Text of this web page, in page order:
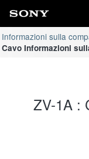
Informazioni sulla
Cavo Informazioni
ZV-1A :